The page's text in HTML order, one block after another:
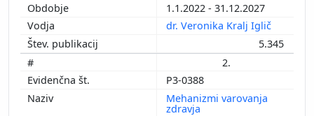
1.1.2022 - 31.12.2027
dr. Veronika Kralj Iglič
5.345
2.
P3-0388
Mehanizmi varovanja
zdravja